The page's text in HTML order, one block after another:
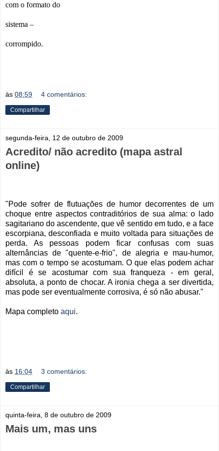
com o formato do
sistema –
corrompido.
às 08:59 4 comentários:
Compartilhar
segunda-feira, 12 de outubro de 2009
Acredito/ não acredito (mapa astral
online)
"Pode sofrer de flutuações de humor decorrentes de um
choque entre aspectos contraditórios de sua alma: o lado
sagitariano do ascendente, que vê sentido em tudo, e a face
escorpiana, desconfiada e muito voltada para situações de
perda. As pessoas podem ficar confusas com suas
alternâncias de "quente-e-frio", de alegria e mau-humor,
mas com o tempo se acostumam. O que elas podem achar
difícil é se acostumar com sua franqueza - em geral,
absoluta, a ponto de chocar. A ironia chega a ser divertida,
mas pode ser eventualmente corrosiva, é só não abusar."
Mapa completo aqui.
às 16:04 3 comentários:
Compartilhar
quinta-feira, 8 de outubro de 2009
Mais um, mas uns